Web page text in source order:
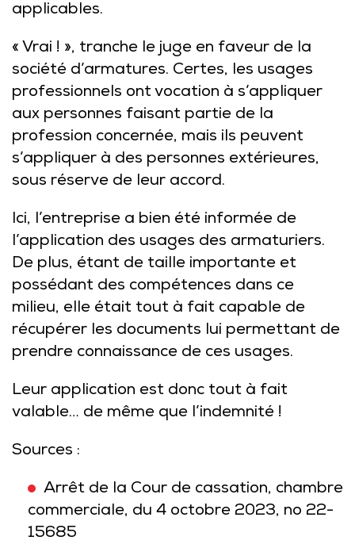
applicables.
« Vrai ! », tranche le juge en faveur de la
société d’armatures. Certes, les usages
professionnels ont vocation à s’appliquer
aux personnes faisant partie de la
profession concernée, mais ils peuvent
s’appliquer à des personnes extérieures,
sous réserve de leur accord.
Ici, l’entreprise a bien été informée de
l’application des usages des armaturiers.
De plus, étant de taille importante et
possédant des compétences dans ce
milieu, elle était tout à fait capable de
récupérer les documents lui permettant de
prendre connaissance de ces usages.
Leur application est donc tout à fait
valable… de même que l’indemnité !
Sources :
Arrêt de la Cour de cassation, chambre
commerciale, du 4 octobre 2023, no 22-
15685